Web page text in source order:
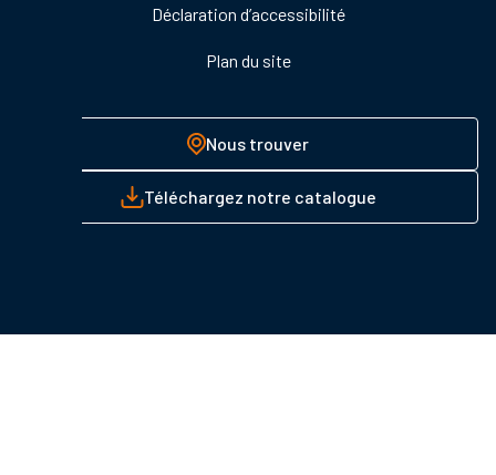
Déclaration d’accessibilité
Plan du site
Nous trouver
Téléchargez notre catalogue